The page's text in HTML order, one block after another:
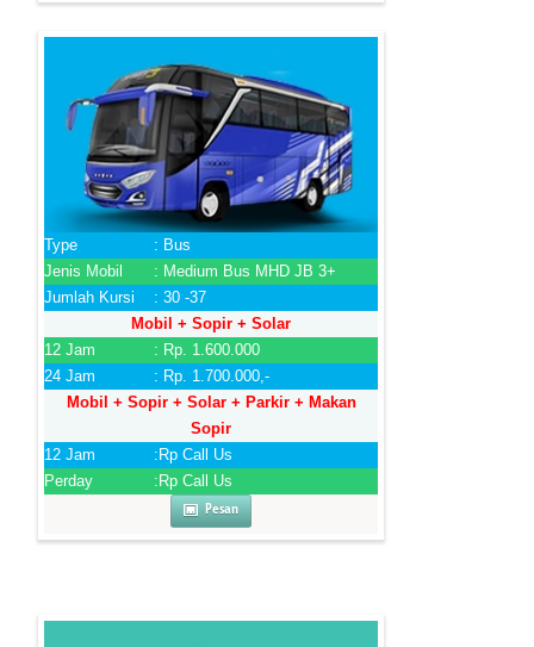
Type
: Bus
Jenis Mobil
: Medium Bus MHD JB 3+
Jumlah Kursi
: 30 -37
Mobil + Sopir + Solar
12 Jam
: Rp. 1.600.000
24 Jam
: Rp. 1.700.000,-
Mobil + Sopir + Solar + Parkir + Makan
Sopir
12 Jam
:Rp Call Us
Perday
:Rp Call Us
Pesan